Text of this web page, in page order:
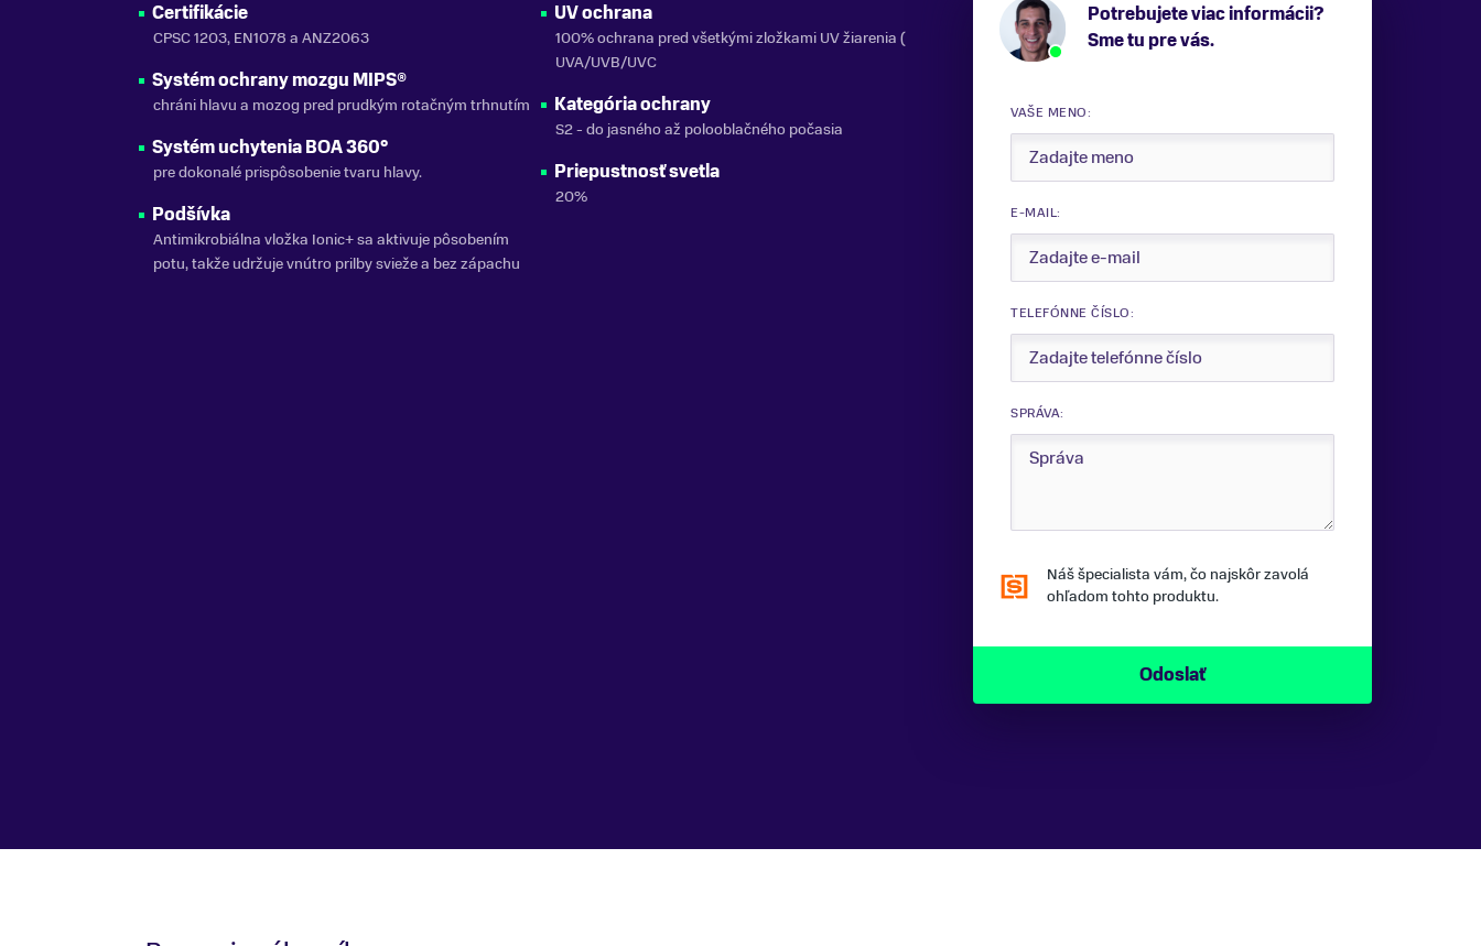
Certifikácie
CPSC 1203, EN1078 a ANZ2063
Systém ochrany mozgu MIPS®
chráni hlavu a mozog pred prudkým rotačným trhnutím
Systém uchytenia BOA 360°
pre dokonalé prispôsobenie tvaru hlavy.
Podšívka
Antimikrobiálna vložka Ionic+ sa aktivuje pôsobením
potu, takže udržuje vnútro prilby svieže a bez zápachu
UV ochrana
100% ochrana pred všetkými zložkami UV žiarenia (
UVA/UVB/UVC
Kategória ochrany
S2 - do jasného až polooblačného počasia
Priepustnosť svetla
20%
Potrebujete viac informácii?
Sme tu pre vás.
VAŠE MENO:
E-MAIL:
TELEFÓNNE ČÍSLO:
SPRÁVA:
Náš špecialista vám, čo najskôr zavolá
ohľadom tohto produktu.